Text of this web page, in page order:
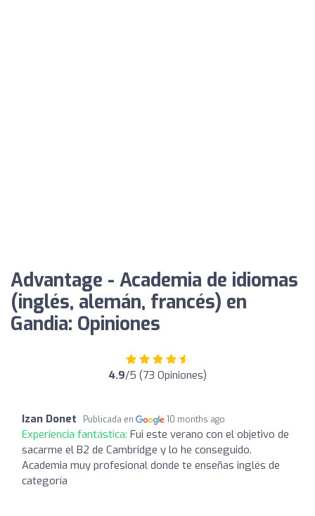
Advantage - Academia de idiomas
(inglés, alemán, francés) en
Gandia: Opiniones
4.9/5 (73 Opiniones)
Izan Donet Publicada en 10 months ago
Experiencia fantástica: Fui este verano con el objetivo de
sacarme el B2 de Cambridge y lo he conseguido.
Academia muy profesional donde te enseñas inglés de
categoría